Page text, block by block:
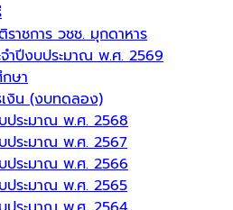
าชการ วชช. มุกดาหาร
จำปีงบประมาณ พ.ศ. 2569
ษา
งิน (งบทดลอง)
ประมาณ พ.ศ. 2568
ประมาณ พ.ศ. 2567
ประมาณ พ.ศ. 2566
ประมาณ พ.ศ. 2565